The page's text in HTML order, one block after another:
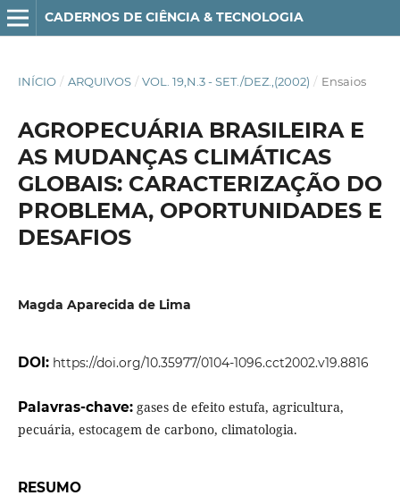
CADERNOS DE CIÊNCIA & TECNOLOGIA
INÍCIO / ARQUIVOS / VOL. 19,N.3 - SET./DEZ.,(2002) / Ensaios
AGROPECUÁRIA BRASILEIRA E
AS MUDANÇAS CLIMÁTICAS
GLOBAIS: CARACTERIZAÇÃO DO
PROBLEMA, OPORTUNIDADES E
DESAFIOS
Magda Aparecida de Lima
DOI: https://doi.org/10.35977/0104-1096.cct2002.v19.8816
Palavras-chave: gases de efeito estufa, agricultura,
pecuária, estocagem de carbono, climatologia.
RESUMO